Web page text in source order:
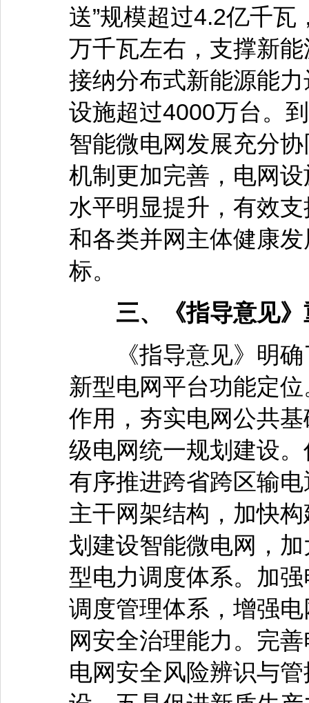
送”规模超过4.2亿千
万千瓦左右，支撑新
接纳分布式新能源能
设施超过4000万台。
智能微电网发展充分
机制更加完善，电网
水平明显提升，有效
和各类并网主体健康
标。
三、《指导意见》
《指导意见》明确
新型电网平台功能定
作用，夯实电网公共
级电网统一规划建设
有序推进跨省跨区输
主干网架结构，加快
划建设智能微电网，
型电力调度体系。加
调度管理体系，增强
网安全治理能力。完
电网安全风险辨识与